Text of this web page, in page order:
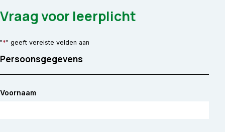
Vraag voor leerplicht
"*" geeft vereiste velden aan
Persoonsgegevens
Voornaam